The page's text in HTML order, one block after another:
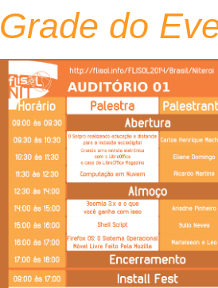
Grade do